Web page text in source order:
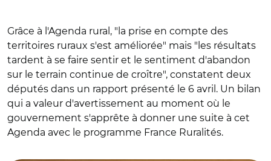
Grâce à l'Agenda rural, "la prise en compte des
territoires ruraux s'est améliorée" mais "les résultats
tardent à se faire sentir et le sentiment d'abandon
sur le terrain continue de croître", constatent deux
députés dans un rapport présenté le 6 avril. Un bilan
qui a valeur d'avertissement au moment où le
gouvernement s'apprête à donner une suite à cet
Agenda avec le programme France Ruralités.
© Capture vidéo Assemblée nationale/ Pierre Morel-À-